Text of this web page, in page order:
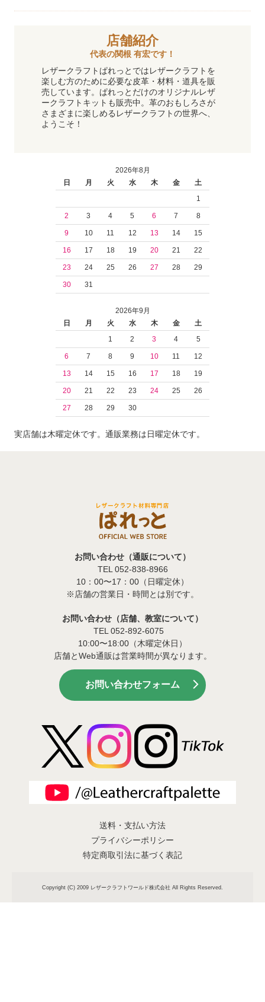
店舗紹介
代表の関根 有宏です！
レザークラフトぱれっとではレザークラフトを
楽しむ方のために必要な皮革・材料・道具を販
売しています。ぱれっとだけのオリジナルレザ
ークラフトキットも販売中。革のおもしろさが
さまざまに楽しめるレザークラフトの世界へ、
ようこそ！
2026年8月
日
月 火 水 木 金
土
1
2 3 4 5 6 7 8
9 10 11 12 13 14 15
16 17 18 19 20 21 22
23 24 25 26 27 28 29
30 31
2026年9月
日
月 火 水 木 金
土
1
2 3 4 5
6 7 8 9 10 11 12
13 14 15 16 17 18 19
20 21 22 23 24 25 26
27 28 29 30
実店舗は木曜定休です。通販業務は日曜定休です。
お問い合わせ（通販について）
TEL 052-838-8966
10：00〜17：00（日曜定休）
※店舗の営業日・時間とは別です。
お問い合わせ（店舗、教室について）
TEL 052-892-6075
10:00〜18:00（木曜定休日）
店舗とWeb通販は営業時間が異なります。
お問い合わせフォーム
送料・支払い方法
プライバシーポリシー
特定商取引法に基づく表記
Copyright (C) 2009 レザークラフトワールド株式会社 All Rights Reserved.